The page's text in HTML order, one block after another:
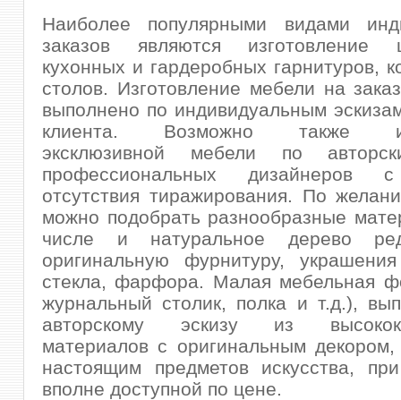
Наиболее популярными видами
заказов являются изготовление
кухонных и гардеробных гарнитуров,
столов. Изготовление мебели на
выполнено по индивидуальным
клиента. Возможно также
эксклюзивной мебели по
профессиональных дизайнеров
отсутствия тиражирования. По
можно подобрать разнообразные
числе и натуральное дерево
оригинальную фурнитуру,
стекла, фарфора. Малая мебельная
журнальный столик, полка и т.д.),
авторскому эскизу из
материалов с оригинальным
настоящим предметов искусства,
вполне доступной по цене.